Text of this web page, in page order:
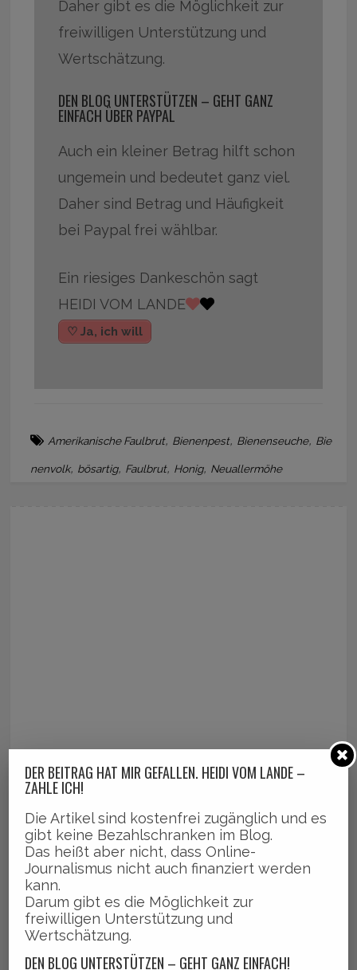
Daher gibt es die Möglichkeit zur
freiwilligen Unterstützung und
Wertschätzung.
DEN BLOG UNTERSTÜTZEN – GEHT GANZ
EINFACH ÜBER PAYPAL
Auch ein kleiner Betrag hilft schon
ungemein und bedeutet ganz viel.
Daher sind Betrag und Häufigkeit
bei Paypal frei wählbar.
Ein riesiges Dankeschön sagt
HEIDI VOM LANDE
♡ Ja, ich will
Amerikanische Faulbrut, Bienenpest, Bienenseuche, Bie
nenvolk, bösartig, Faulbrut, Honig, Neuallermöhe
DER BEITRAG HAT MIR GEFALLEN. HEIDI VOM LANDE –
ZAHLE ICH!
Die Artikel sind kostenfrei zugänglich und es
gibt keine Bezahlschranken im Blog.
Das heißt aber nicht, dass Online-
Journalismus nicht auch finanziert werden
kann.
Darum gibt es die Möglichkeit zur
freiwilligen Unterstützung und
Wertschätzung.
DEN BLOG UNTERSTÜTZEN – GEHT GANZ EINFACH!